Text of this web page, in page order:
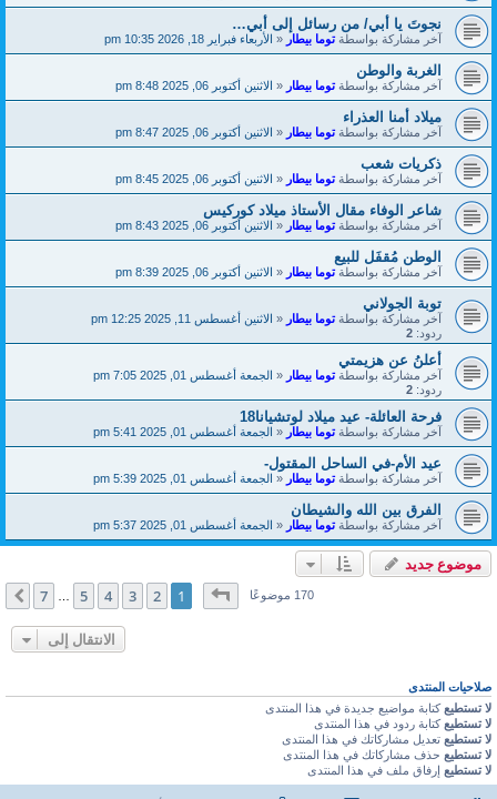
نجوتَ يا أبي/ من رسائل إلى أبي…
آخر مشاركة بواسطةتوما بيطار«الأربعاء فبراير 18, 2026 10:35 pm
الغربة والوطن
آخر مشاركة بواسطةتوما بيطار«الاثنين أكتوبر 06, 2025 8:48 pm
ميلاد أمنا العذراء
آخر مشاركة بواسطةتوما بيطار«الاثنين أكتوبر 06, 2025 8:47 pm
ذكريات شعب
آخر مشاركة بواسطةتوما بيطار«الاثنين أكتوبر 06, 2025 8:45 pm
شاعر الوفاء مقال الأستاذ ميلاد كوركيس
آخر مشاركة بواسطةتوما بيطار«الاثنين أكتوبر 06, 2025 8:43 pm
الوطن مُقفَل للبيع
آخر مشاركة بواسطةتوما بيطار«الاثنين أكتوبر 06, 2025 8:39 pm
توبة الجولاني
آخر مشاركة بواسطةتوما بيطار«الاثنين أغسطس 11, 2025 12:25 pm
ردود: 2
أعلنُ عن هزيمتي
آخر مشاركة بواسطةتوما بيطار«الجمعة أغسطس 01, 2025 7:05 pm
ردود: 2
فرحة العائلة- عيد ميلاد لوتشيانا18
آخر مشاركة بواسطةتوما بيطار«الجمعة أغسطس 01, 2025 5:41 pm
عيد الأم-في الساحل المقتول-
آخر مشاركة بواسطةتوما بيطار«الجمعة أغسطس 01, 2025 5:39 pm
الفرق بين الله والشيطان
آخر مشاركة بواسطةتوما بيطار«الجمعة أغسطس 01, 2025 5:37 pm
موضوع جديد
170 موضوعًا صفحة1 من7
1
2
3
4
5
7 التالي
الانتقال إلى
صلاحيات المنتدى
لا تستطيعكتابة مواضيع جديدة في هذا المنتدى
لا تستطيعكتابة ردود في هذا المنتدى
لا تستطيعتعديل مشاركاتك في هذا المنتدى
لا تستطيعحذف مشاركاتك في هذا المنتدى
لا تستطيعإرفاق ملف في هذا المنتدى